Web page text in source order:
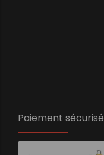
Paiement sécurisé